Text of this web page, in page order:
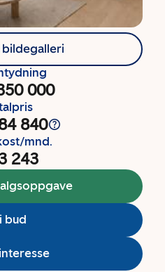
bildegalleri
000
840
mnd.
243
bud